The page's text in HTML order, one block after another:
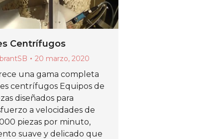
Centrífugos
20 marzo, 2020
una gama completa
centrífugos Equipos de
diseñados para
a velocidades de
piezas por minuto,
suave y delicado que